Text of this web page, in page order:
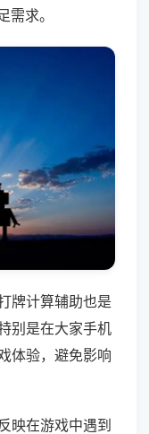
求。
牌计算辅助也是
别是在大家手机
体验，避免影响
映在游戏中遇到